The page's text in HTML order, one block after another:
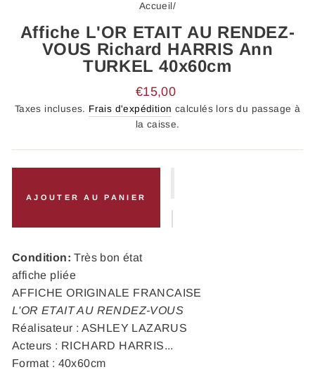
Accueil/
Affiche L'OR ETAIT AU RENDEZ-
VOUS Richard HARRIS Ann
TURKEL 40x60cm
Prix
régulier
€15,00
Taxes incluses. Frais d'expédition calculés lors du passage à
la caisse.
AJOUTER AU PANIER
Condition: Très bon état
affiche pliée
AFFICHE ORIGINALE FRANCAISE
L'OR ETAIT AU RENDEZ-VOUS
Réalisateur : ASHLEY LAZARUS
Acteurs : RICHARD HARRIS...
Format : 40x60cm